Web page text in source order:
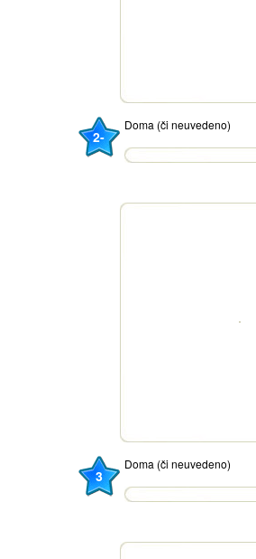
2-
Doma (či neuvedeno)
3
Doma (či neuvedeno)